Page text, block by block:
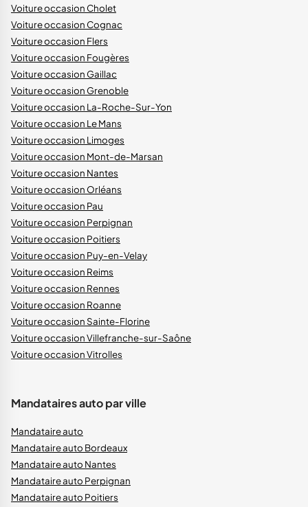
Voiture occasion Cholet
Voiture occasion Cognac
Voiture occasion Flers
Voiture occasion Fougères
Voiture occasion Gaillac
Voiture occasion Grenoble
Voiture occasion La-Roche-Sur-Yon
Voiture occasion Le Mans
Voiture occasion Limoges
Voiture occasion Mont-de-Marsan
Voiture occasion Nantes
Voiture occasion Orléans
Voiture occasion Pau
Voiture occasion Perpignan
Voiture occasion Poitiers
Voiture occasion Puy-en-Velay
Voiture occasion Reims
Voiture occasion Rennes
Voiture occasion Roanne
Voiture occasion Sainte-Florine
Voiture occasion Villefranche-sur-Saône
Voiture occasion Vitrolles
Mandataires auto par ville
Mandataire auto
Mandataire auto Bordeaux
Mandataire auto Nantes
Mandataire auto Perpignan
Mandataire auto Poitiers